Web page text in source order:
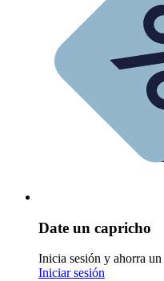
Date un capricho
Inicia sesión y ahorra
Iniciar sesión